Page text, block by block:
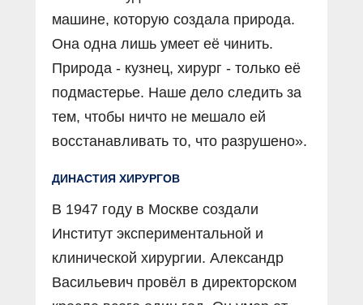
машине, которую создала природа.
Она одна лишь умеет её чинить.
Природа - кузнец, хирург - только её
подмастерье. Наше дело следить за
тем, чтобы ничто не мешало ей
восстанавливать то, что разрушено».
ДИНАСТИЯ ХИРУРГОВ
В 1947 году в Москве создали
Институт экспериментальной и
клинической хирургии. Александр
Васильевич провёл в директорском